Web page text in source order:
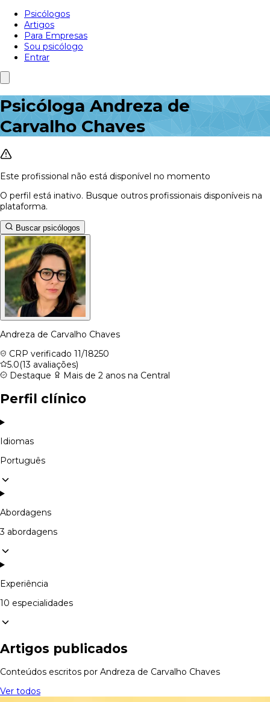
Psicólogos
Artigos
Para Empresas
Sou psicólogo
Entrar
Psicóloga Andreza de
Carvalho Chaves
Este profissional não está disponível no momento
O perfil está inativo. Busque outros profissionais disponíveis na
plataforma.
Buscar psicólogos
Andreza de Carvalho Chaves
CRP verificado 11/18250
5.0(13 avaliações)
Destaque
Mais de 2 anos na Central
Perfil clínico
Idiomas
Português
Abordagens
3 abordagens
Experiência
10 especialidades
Artigos publicados
Conteúdos escritos por Andreza de Carvalho Chaves
Ver todos